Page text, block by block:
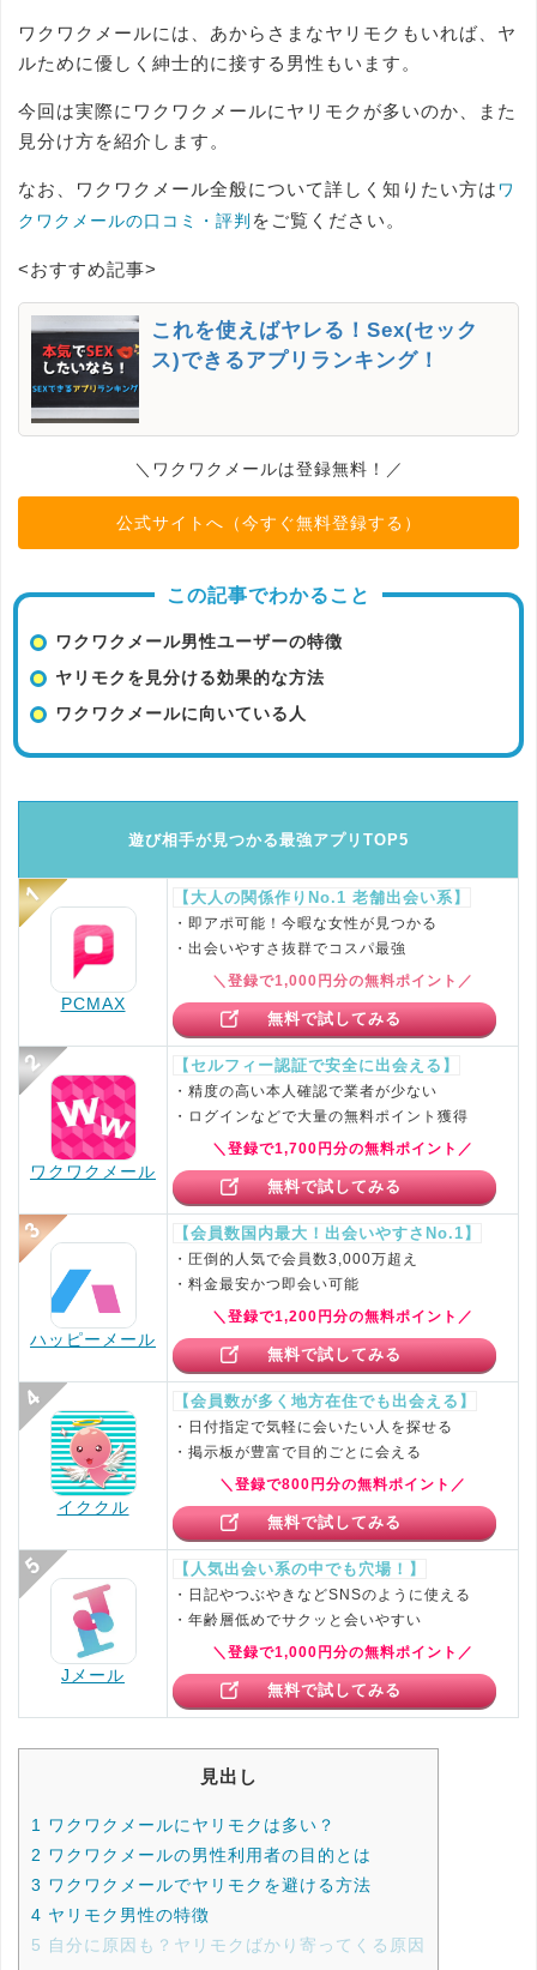
ワクワクメールには、あからさまなヤリモクもいれば、ヤ
ルために優しく紳士的に接する男性もいます。
今回は実際にワクワクメールにヤリモクが多いのか、また
見分け方を紹介します。
なお、ワクワクメール全般について詳しく知りたい方はワ
クワクメールの口コミ・評判 をご覧ください。
<おすすめ記事>
これを使えばヤレる！Sex(セック
ス)できるアプリランキング！
＼ワクワクメールは登録無料！／
公式サイトへ（今すぐ無料登録する）
この記事でわかること
ワクワクメール男性ユーザーの特徴
ヤリモクを見分ける効果的な方法
ワクワクメールに向いている人
遊び相手が見つかる最強アプリTOP5
PCMAX
【大人の関係作りNo.1 老舗出会い系】
・即アポ可能！今暇な女性が見つかる
・出会いやすさ抜群でコスパ最強
＼登録で1,000円分の無料ポイント／
無料で試してみる
ワクワクメール
【セルフィー認証で安全に出会える】
・精度の高い本人確認で業者が少ない
・ログインなどで大量の無料ポイント獲得
＼登録で1,700円分の無料ポイント／
無料で試してみる
ハッピーメール
【会員数国内最大！出会いやすさNo.1】
・圧倒的人気で会員数3,000万超え
・料金最安かつ即会い可能
＼登録で1,200円分の無料ポイント／
無料で試してみる
イククル
【会員数が多く地方在住でも出会える】
・日付指定で気軽に会いたい人を探せる
・掲示板が豊富で目的ごとに会える
＼登録で800円分の無料ポイント／
無料で試してみる
Jメール
【人気出会い系の中でも穴場！】
・日記やつぶやきなどSNSのように使える
・年齢層低めでサクッと会いやすい
＼登録で1,000円分の無料ポイント／
無料で試してみる
見出し
1 ワクワクメールにヤリモクは多い？
2 ワクワクメールの男性利用者の目的とは
3 ワクワクメールでヤリモクを避ける方法
4 ヤリモク男性の特徴
5 自分に原因も？ヤリモクばかり寄ってくる原因